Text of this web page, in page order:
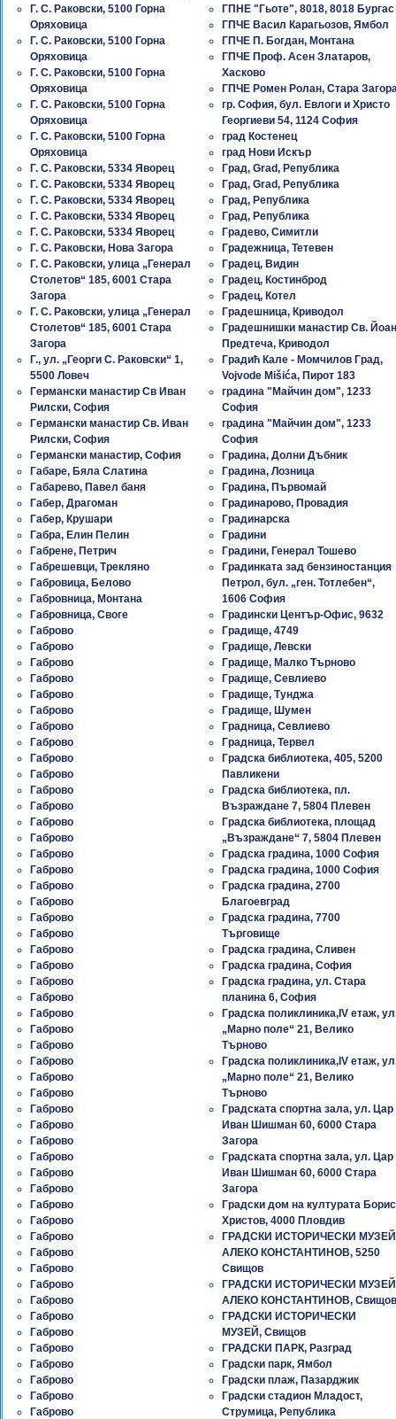
Г. С. Раковски, 5100 Горна
Оряховица
Г. С. Раковски, 5100 Горна
Оряховица
Г. С. Раковски, 5100 Горна
Оряховица
Г. С. Раковски, 5100 Горна
Оряховица
Г. С. Раковски, 5100 Горна
Оряховица
Г. С. Раковски, 5334 Яворец
Г. С. Раковски, 5334 Яворец
Г. С. Раковски, 5334 Яворец
Г. С. Раковски, 5334 Яворец
Г. С. Раковски, 5334 Яворец
Г. С. Раковски, Нова Загора
Г. С. Раковски, улица „Генерал
Столетов“ 185, 6001 Стара
Загора
Г. С. Раковски, улица „Генерал
Столетов“ 185, 6001 Стара
Загора
Г., ул. „Георги С. Раковски“ 1,
5500 Ловеч
Гeрмански манастир Св Иван
Рилски, София
Гeрмански манастир Св. Иван
Рилски, София
Гeрмански манастир, София
Габаре, Бяла Слатина
Габарево, Павел баня
Габер, Драгоман
Габер, Крушари
Габра, Елин Пелин
Габрене, Петрич
Габрешевци, Трекляно
Габровица, Белово
Габровница, Монтана
Габровница, Своге
Габрово
Габрово
Габрово
Габрово
Габрово
Габрово
Габрово
Габрово
Габрово
Габрово
Габрово
Габрово
Габрово
Габрово
Габрово
Габрово
Габрово
Габрово
Габрово
Габрово
Габрово
Габрово
Габрово
Габрово
Габрово
Габрово
Габрово
Габрово
Габрово
Габрово
Габрово
Габрово
Габрово
Габрово
Габрово
Габрово
Габрово
Габрово
Габрово
Габрово
Габрово
Габрово
Габрово
Габрово
Габрово
Габрово
Габрово
Габрово
Габрово
Габрово
ГПНЕ "Гьоте", 8018, 8018 Бургас
ГПЧЕ Васил Карагьозов, Ямбол
ГПЧЕ П. Богдан, Монтана
ГПЧЕ Проф. Асен Златаров,
Хасково
ГПЧЕ Ромен Ролан, Стара
гр. София, бул. Евлоги и Христо
Георгиеви 54, 1124 София
град Костенец
град Нови Искър
Град, Grad, Република
Град, Grad, Република
Град, Република
Град, Република
Градево, Симитли
Градежница, Тетевен
Градец, Видин
Градец, Костинброд
Градец, Котел
Градешница, Криводол
Градешнишки манастир Св. Йоан
Предтеча, Криводол
Градић Кале - Момчилов Град,
Vojvode Mišića, Пирот 183
градина "Майчин дом", 1233
София
градина "Майчин дом", 1233
София
Градина, Долни Дъбник
Градина, Лозница
Градина, Първомай
Градинарово, Провадия
Градинарска
Градини
Градини, Генерал Тошево
Градинката зад бензиностанция
Петрол, бул. „ген. Тотлебен“,
1606 София
Градински Център-Офис, 9632
Градище, 4749
Градище, Левски
Градище, Малко Търново
Градище, Севлиево
Градище, Тунджа
Градище, Шумен
Градница, Севлиево
Градница, Тервел
Градска библиотека, 405, 5200
Павликени
Градска библиотека, пл.
Възраждане 7, 5804 Плевен
Градска библиотека, площад
„Възраждане“ 7, 5804 Плевен
Градска градина, 1000 София
Градска градина, 1000 София
Градска градина, 2700
Благоевград
Градска градина, 7700
Търговище
Градска градина, Сливен
Градска градина, София
Градска градина, ул. Стара
планина 6, София
Градска поликлиника,IV етаж,
„Марно поле“ 21, Велико
Търново
Градска поликлиника,IV етаж,
„Марно поле“ 21, Велико
Търново
Градската спортна зала, ул. Цар
Иван Шишман 60, 6000 Стара
Загора
Градската спортна зала, ул. Цар
Иван Шишман 60, 6000 Стара
Загора
Градски дом на културата Борис
Христов, 4000 Пловдив
ГРАДСКИ ИСТОРИЧЕСКИ МУЗЕЙ
АЛЕКО КОНСТАНТИНОВ, 5250
Свищов
ГРАДСКИ ИСТОРИЧЕСКИ МУЗЕЙ
АЛЕКО КОНСТАНТИНОВ, Свищов
ГРАДСКИ ИСТОРИЧЕСКИ
МУЗЕЙ, Свищов
ГРАДСКИ ПАРК, Разград
Градски парк, Ямбол
Градски плаж, Пазарджик
Градски стадион Младост,
Струмица, Република